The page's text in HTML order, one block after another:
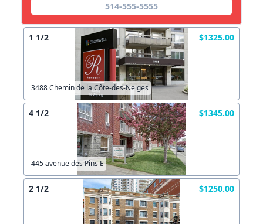
514-555-5555
1 1/2 $1325.00
3488 Chemin de la Côte-des-Neiges
4 1/2 $1345.00
445 avenue des Pins E
2 1/2 $1250.00
X Fermer